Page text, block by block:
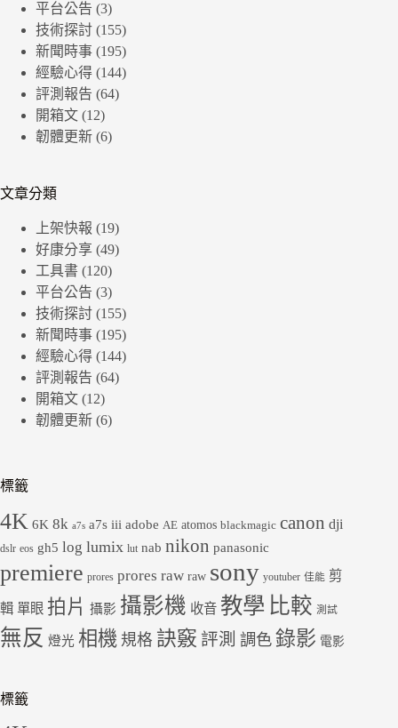
平台公告 (3)
技術探討 (155)
新聞時事 (195)
經驗心得 (144)
評測報告 (64)
開箱文 (12)
韌體更新 (6)
文章分類
上架快報 (19)
好康分享 (49)
工具書 (120)
平台公告 (3)
技術探討 (155)
新聞時事 (195)
經驗心得 (144)
評測報告 (64)
開箱文 (12)
韌體更新 (6)
標籤
4K 6K 8k a7s a7s iii adobe AE atomos blackmagic canon dji
dslr eos gh5 log lumix lut nab nikon panasonic
premiere prores prores raw raw sony youtuber 佳能 剪
輯 單眼 拍片 攝影 攝影機 收音 教學 比較 測試
無反 燈光 相機 規格 訣竅 評測 調色 錄影 電影
標籤